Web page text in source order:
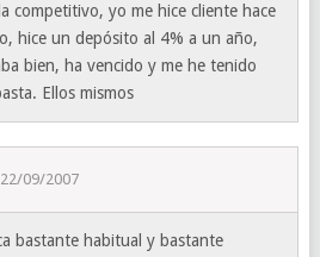
competitivo, yo me hice cliente hace
hice un depósito al 4% a un año,
bien, ha vencido y me he tenido
Ellos mismos
22/09/2007
bastante habitual y bastante